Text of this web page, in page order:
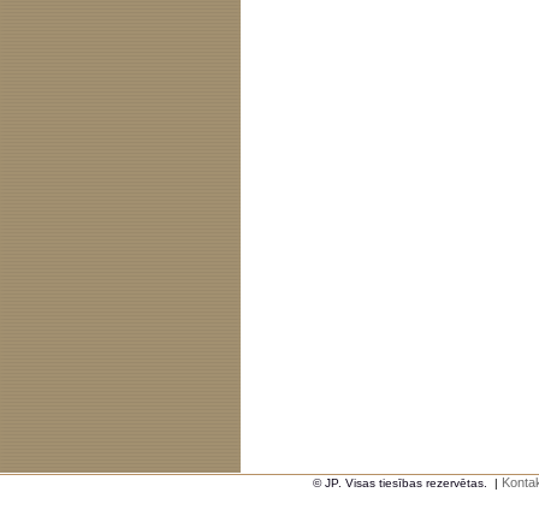
© JP. Visas tiesības rezervētas. |